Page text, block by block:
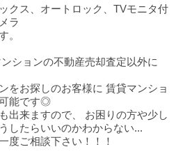
クス、オートロック、TVモニタ付
ラ
。
ションの不動産売却査定以外に
をお探しのお客様に 賃貸マンショ
能です◎
出来ますので、 お困りの方や少し
したらいいのかわからない...
度ご相談下さい！！！